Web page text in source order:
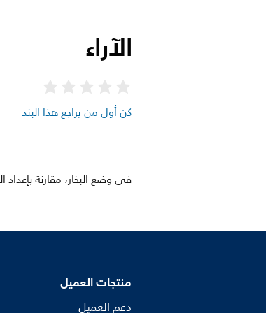
الآراء
كن أول من يراجع هذا البند
في وضع البخار، مقارنة
منتجات العميل
دعم العميل